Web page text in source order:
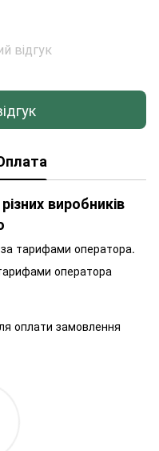
відгук
виробників
тарифами оператора.
оператора
оплати замовлення